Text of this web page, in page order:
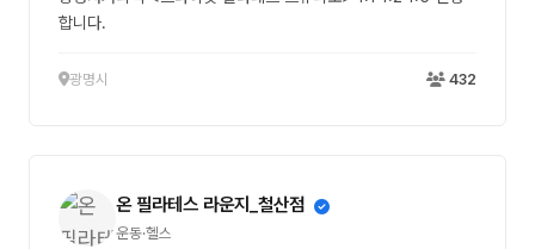
합니다.
광명시 432
온 필라테스 라운지_철산점
운동·헬스